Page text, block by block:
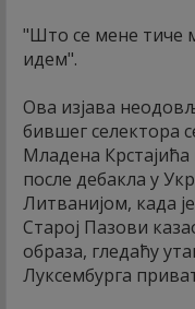
"Што се мене тиче
идем".
Ова изјава
бившег селектора
Младена
после дебакла у
Литванијом, када
Старој Пазови
образа, гледаћу
Луксембурга